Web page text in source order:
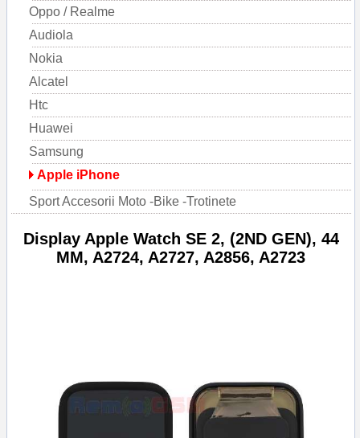
Oppo / Realme
Audiola
Nokia
Alcatel
Htc
Huawei
Samsung
Apple iPhone
Sport Accesorii Moto -Bike -Trotinete
Display Apple Watch SE 2, (2ND GEN), 44
MM, A2724, A2727, A2856, A2723